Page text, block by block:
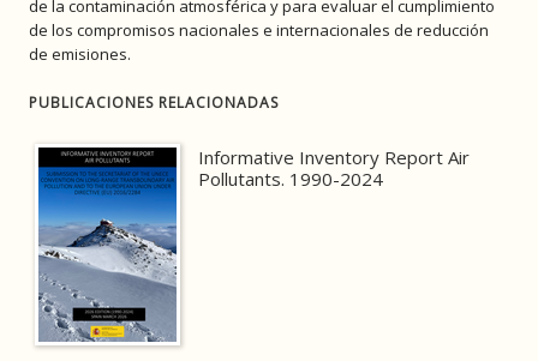
de la contaminación atmosférica y para evaluar el cumplimiento
de los compromisos nacionales e internacionales de reducción
de emisiones.
PUBLICACIONES RELACIONADAS
Informative Inventory Report Air
Pollutants. 1990-2024